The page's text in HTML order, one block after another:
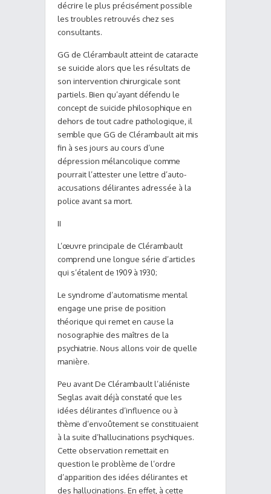
décrire le plus précisément possible
les troubles retrouvés chez ses
consultants.
GG de Clérambault atteint de cataracte
se suicide alors que les résultats de
son intervention chirurgicale sont
partiels. Bien qu’ayant défendu le
concept de suicide philosophique en
dehors de tout cadre pathologique, il
semble que GG de Clérambault ait mis
fin à ses jours au cours d’une
dépression mélancolique comme
pourrait l’attester une lettre d’auto-
accusations délirantes adressée à la
police avant sa mort.
II
L’œuvre principale de Clérambault
comprend une longue série d’articles
qui s’étalent de 1909 à 1930;
Le syndrome d’automatisme mental
engage une prise de position
théorique qui remet en cause la
nosographie des maîtres de la
psychiatrie. Nous allons voir de quelle
manière.
Peu avant De Clérambault l’aliéniste
Seglas avait déjà constaté que les
idées délirantes d’influence ou à
thème d’envoûtement se constituaient
à la suite d’hallucinations psychiques.
Cette observation remettait en
question le problème de l’ordre
d’apparition des idées délirantes et
des hallucinations. En effet, à cette